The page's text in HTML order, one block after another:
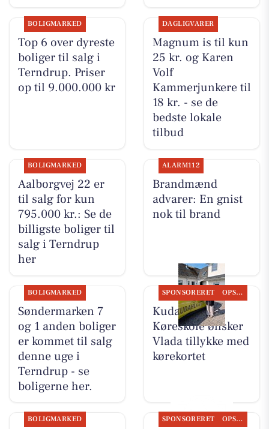
BOLIGMARKED
Top 6 over dyreste
boliger til salg i
Terndrup. Priser
op til 9.000.000 kr
DAGLIGVARER
Magnum is til kun
25 kr. og Karen
Volf
Kammerjunkere til
18 kr. - se de
bedste lokale
tilbud
BOLIGMARKED
Aalborgvej 22 er
til salg for kun
795.000 kr.: Se de
billigste boliger til
salg i Terndrup
her
ALARM112
Brandmænd
advarer: En gnist
nok til brand
BOLIGMARKED
Søndermarken 7
og 1 anden boliger
er kommet til salg
denne uge i
Terndrup - se
boligerne her.
SPONSORERET OPSLAGSTAVLEN
Kudahls
Køreskole ønsker
Vlada tillykke med
kørekortet
BOLIGMARKED SPONSORERET OPSLAGSTAVLEN